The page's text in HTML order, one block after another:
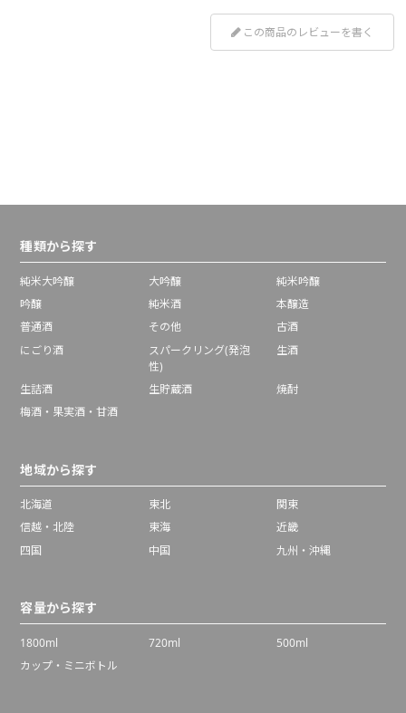
この商品のレビューを書く
種類から探す
純米大吟醸 大吟醸
純米吟醸
吟醸
純米酒
本醸造
普通酒
その他
古酒
にごり酒
スパークリング(発泡
性)
生酒
生詰酒 生貯蔵酒
焼酎
梅酒・果実酒・甘酒
地域から探す
北海道 東北
関東
信越・北陸
東海
近畿
四国
中国 九州・沖縄
容量から探す
1800ml 720ml
500ml
カップ・ミニボトル